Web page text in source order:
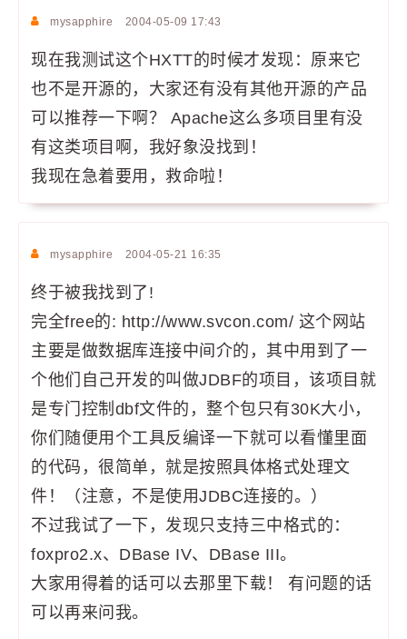
mysapphire 2004-05-09 17:43
现在我测试这个HXTT的时候才发现：原来它
也不是开源的，大家还有没有其他开源的产品
可以推荐一下啊？ Apache这么多项目里有没
有这类项目啊，我好象没找到！
我现在急着要用，救命啦！
mysapphire 2004-05-21 16:35
终于被我找到了!
完全free的: http://www.svcon.com/ 这个网站
主要是做数据库连接中间介的，其中用到了一
个他们自己开发的叫做JDBF的项目，该项目就
是专门控制dbf文件的，整个包只有30K大小，
你们随便用个工具反编译一下就可以看懂里面
的代码，很简单，就是按照具体格式处理文
件！（注意，不是使用JDBC连接的。）
不过我试了一下，发现只支持三中格式的：
foxpro2.x、DBase IV、DBase III。
大家用得着的话可以去那里下载！ 有问题的话
可以再来问我。